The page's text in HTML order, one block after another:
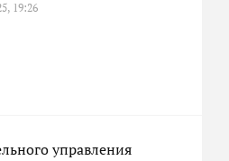
19:26
управления